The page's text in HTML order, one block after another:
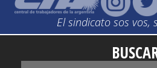
El sindicato sos vos,